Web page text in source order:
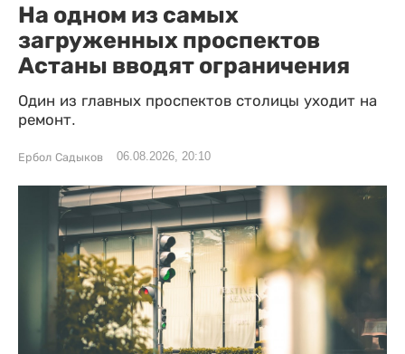
На одном из самых
загруженных проспектов
Астаны вводят ограничения
Один из главных проспектов столицы уходит на
ремонт.
Ербол Садыков 06.08.2026, 20:10